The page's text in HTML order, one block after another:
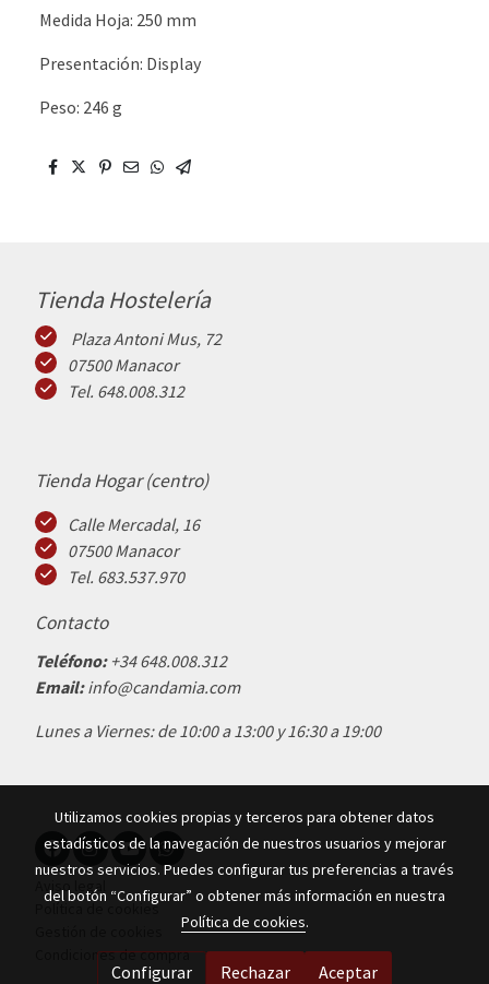
Medida Hoja: 250 mm
Presentación: Display
Peso: 246 g
Tienda Hostelería
Plaza Antoni Mus, 72
07500 Manacor
Tel. 648.008.312
Tienda Hogar (centro)
Calle Mercadal, 16
07500 Manacor
Tel. 683.537.970
Contacto
Teléfono: +34 648.008.312
Email:info@candamia.com
Lunes a Viernes: de 10:00 a 13:00 y 16:30 a 19:00
Aviso legal
Política de cookies
Condiciones de compra
Utilizamos cookies propias y terceros para obtener datos
estadísticos de la navegación de nuestros usuarios y mejorar
nuestros servicios. Puedes configurar tus preferencias a través
del botón “Configurar” o obtener más información en nuestra
Política de cookies.
Configurar Rechazar Aceptar